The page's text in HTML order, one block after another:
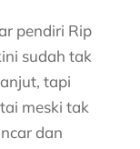
pendiri Rip
sudah tak
tapi
meski tak
dan